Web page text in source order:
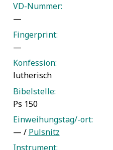
VD-Nummer:
—
Fingerprint:
—
Konfession:
lutherisch
Bibelstelle:
Ps 150
Einweihungstag/-ort:
— / Pulsnitz
Instrument: